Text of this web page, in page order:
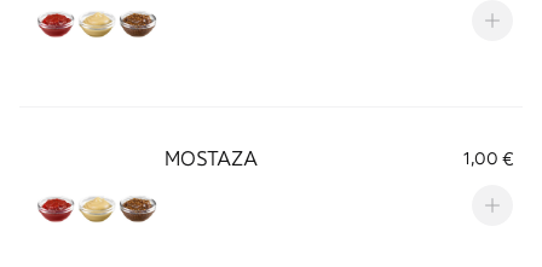
MOSTAZA 1,00 €